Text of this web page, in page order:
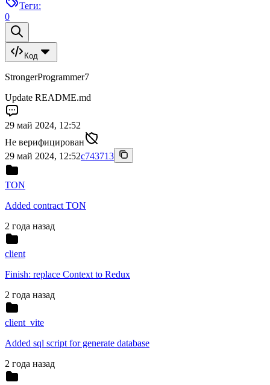
Теги:
0
Код
StrongerProgrammer7
Update README.md
29 май 2024, 12:52
Не верифицирован
29 май 2024, 12:52c743713
TON
Added contract TON
2 года назад
client
Finish: replace Context to Redux
2 года назад
client_vite
Added sql script for generate database
2 года назад